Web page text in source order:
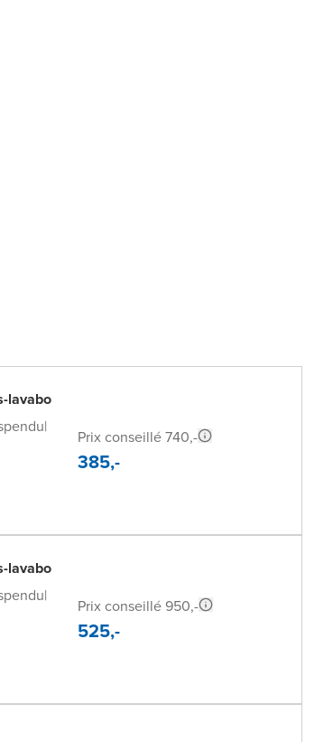
lavabo
|
Prix conseillé 740,-
385,-
lavabo
|
Prix conseillé 950,-
525,-